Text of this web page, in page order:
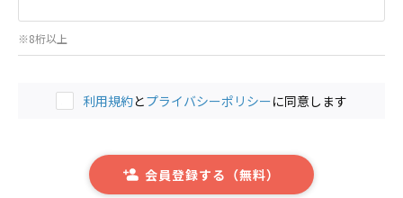
※8桁以上
利用規約とプライバシーポリシーに同意します
会員登録する（無料）